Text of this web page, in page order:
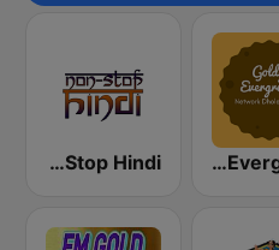
GOLDY Evergreen
Non Stop Hindi